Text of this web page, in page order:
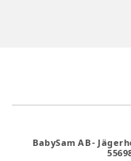
BabySam AB-